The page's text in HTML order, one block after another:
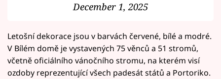
December 1, 2025
Letošní dekorace jsou v barvách červené, bílé a modré.
V Bílém domě je vystavených 75 věnců a 51 stromů,
včetně oficiálního vánočního stromu, na kterém visí
ozdoby reprezentující všech padesát států a Portoriko.